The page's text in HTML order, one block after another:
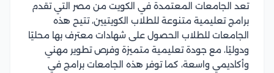
تعد الجامعات المعتمدة في الكويت من مصر التي تقدم
برامج تعليمية متنوعة للطلاب الكويتيين، تتيح هذه
الجامعات للطلاب الحصول على شهادات معترف بها محليًا
ودوليًا، مع جودة تعليمية متميزة وفرص تطوير مهني
وأكاديمي واسعة، كما توفر هذه الجامعات برامج في